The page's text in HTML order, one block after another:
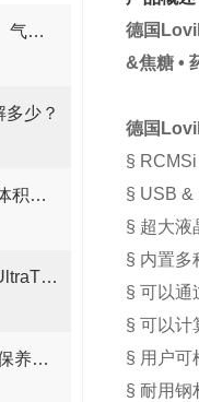
化学毒剂侦检仪可检测固、液、气三态物质
少？
PPM HTV/HTV-M 甲醛检测仪体积小巧、重量轻便
便携式开关柜局部放电检测仪UltraTEV Plus+
HI3604电磁辐射分析仪的维护保养需要从多个方面入手
德国
&焦糖 •
德国
§
§ USB
§ 超大液
§ 内置多
§ 可以通
§ 可以计
§ 用户可
§ 耐用钢